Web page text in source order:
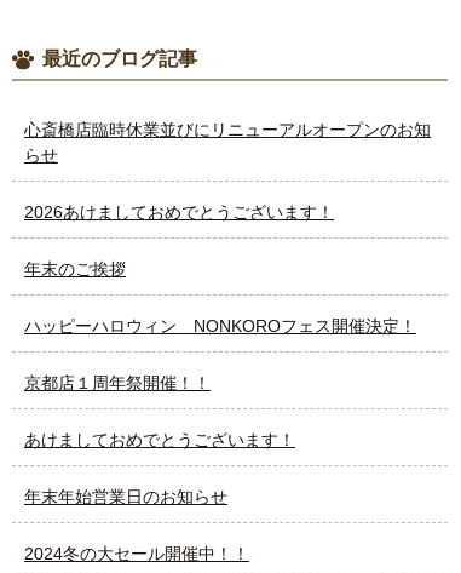
最近のブログ記事
心斎橋店臨時休業並びにリニューアルオープンのお知
らせ
2026あけましておめでとうございます！
年末のご挨拶
ハッピーハロウィン NONKOROフェス開催決定！
京都店１周年祭開催！！
あけましておめでとうございます！
年末年始営業日のお知らせ
2024冬の大セール開催中！！